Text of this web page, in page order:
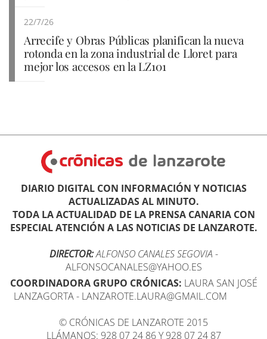
22/7/26
Arrecife y Obras Públicas planifican la nueva
rotonda en la zona industrial de Lloret para
mejor los accesos en la LZ101
DIARIO DIGITAL CON INFORMACIÓN Y NOTICIAS
ACTUALIZADAS AL MINUTO.
TODA LA ACTUALIDAD DE LA PRENSA CANARIA CON
ESPECIAL ATENCIÓN A LAS NOTICIAS DE LANZAROTE.
DIRECTOR:ALFONSO CANALES SEGOVIA -
ALFONSOCANALES@YAHOO.ES
COORDINADORA GRUPO CRÓNICAS: LAURA SAN JOSÉ
LANZAGORTA - LANZAROTE.LAURA@GMAIL.COM
© CRÓNICAS DE LANZAROTE 2015
LLÁMANOS: 928 07 24 86 Y 928 07 24 87